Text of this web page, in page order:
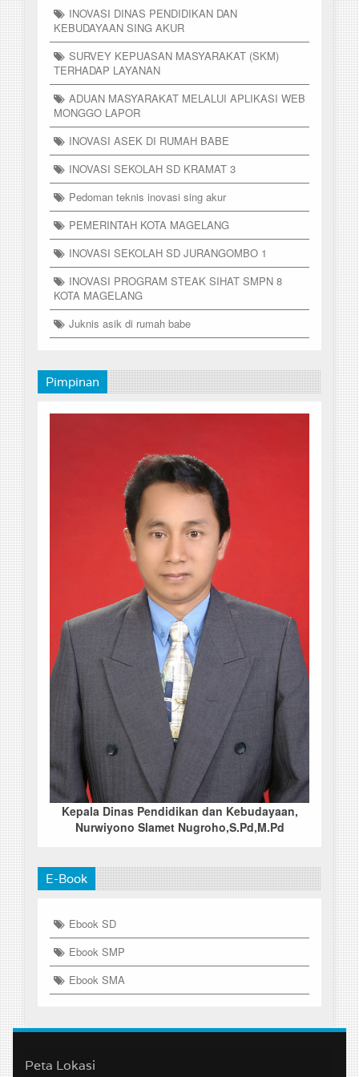
INOVASI DINAS PENDIDIKAN DAN
KEBUDAYAAN SING AKUR
SURVEY KEPUASAN MASYARAKAT (SKM)
TERHADAP LAYANAN
ADUAN MASYARAKAT MELALUI APLIKASI WEB
MONGGO LAPOR
INOVASI ASEK DI RUMAH BABE
INOVASI SEKOLAH SD KRAMAT 3
Pedoman teknis inovasi sing akur
PEMERINTAH KOTA MAGELANG
INOVASI SEKOLAH SD JURANGOMBO 1
INOVASI PROGRAM STEAK SIHAT SMPN 8
KOTA MAGELANG
Juknis asik di rumah babe
Pimpinan
Kepala Dinas Pendidikan dan Kebudayaan,
Nurwiyono Slamet Nugroho,S.Pd,M.Pd
E-Book
Ebook SD
Ebook SMP
Ebook SMA
Peta Lokasi